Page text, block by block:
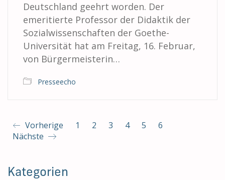
Deutschland geehrt worden. Der
emeritierte Professor der Didaktik der
Sozialwissenschaften der Goethe-
Universität hat am Freitag, 16. Februar,
von Bürgermeisterin…
Presseecho
Vorherige 1 2 3 4 5
6
Nächste
Kategorien